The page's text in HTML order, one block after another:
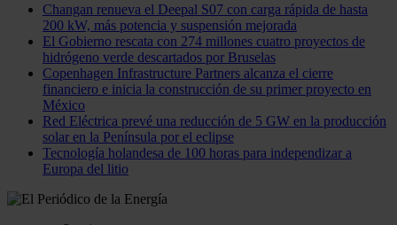
Changan renueva el Deepal S07 con carga rápida de hasta
200 kW, más potencia y suspensión mejorada
El Gobierno rescata con 274 millones cuatro proyectos de
hidrógeno verde descartados por Bruselas
Copenhagen Infrastructure Partners alcanza el cierre
financiero e inicia la construcción de su primer proyecto en
México
Red Eléctrica prevé una reducción de 5 GW en la producción
solar en la Península por el eclipse
Tecnología holandesa de 100 horas para independizar a
Europa del litio